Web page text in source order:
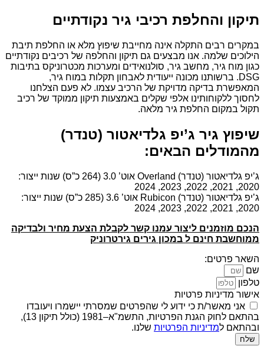
תיקון והחלפת רכיבי גיר נקודתיים
במקרים רבים התקלה אינה מחייבת שיפוץ מלא או החלפת תיבת
הילוכים שלמה. אנו מבצעים גם תיקון והחלפה של רכיבים נקודתיים
כגון מוח גיר, מחשב גיר, סולנואידים ומערכות מכטרוניקס בתיבות
DSG. ברשותנו מכונה ייעודית לאבחון תקלות במוח גיר,
המאפשרת בדיקה מדויקת של הרכיב עצמו. לא פעם הצלחנו
לחסוך ללקוחותינו אלפי שקלים באמצעות תיקון ממוקד של רכיב
תקול במקום החלפת גיר מלאה.
שיפוץ גיר ג’יפ גלדיאטור (טנדר)
מהמודלים הבאים:
ג’יפ גלדיאטור (טנדר) Overland אוט’ 3.0 (264 כ”ס) שנות ייצור:
2020, 2021, 2022, 2023, 2024
ג’יפ גלדיאטור (טנדר) Rubicon אוט’ 3.6 (285 כ”ס) שנות ייצור:
2020, 2021, 2022, 2023, 2024
הנכם מוזמנים ליצור עמנו קשר לקבלת הצעת מחיר ולבדיקה
ממוחשבת חינם ל במכון גירים גירטרוניק
השאר פרטים:
שם
טלפון
אישור מדיניות פרטיות
אני מאשר/ת כי ידוע לי שהפרטים שמסרתי יישמרו ויעובדו
בהתאם לחוק הגנת הפרטיות, התשמ"א–1981 (כולל תיקון 13),
ובהתאם למדיניות הפרטיות שלנו.
שלח